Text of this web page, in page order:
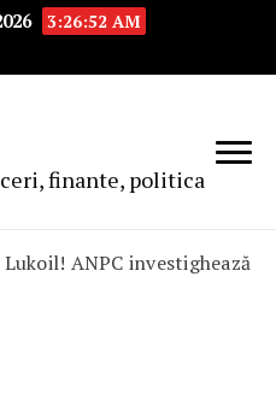
3:26:53 AM
finante, politica
ANPC investighează